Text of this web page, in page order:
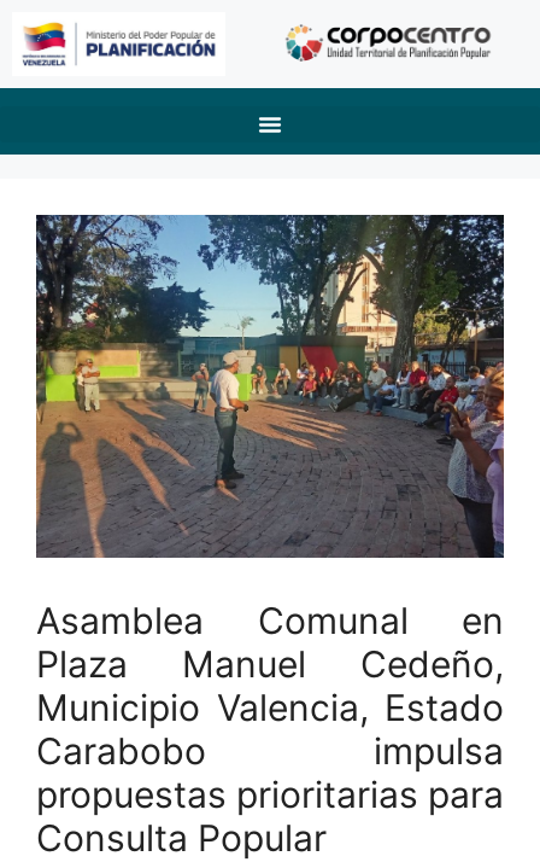
Asamblea Comunal en
Plaza Manuel Cedeño,
Municipio Valencia, Estado
Carabobo impulsa
propuestas prioritarias para
Consulta Popular